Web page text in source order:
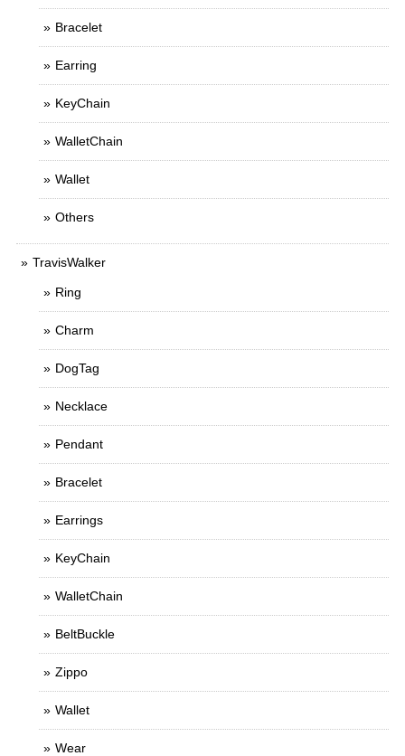
Bracelet
Earring
KeyChain
WalletChain
Wallet
Others
TravisWalker
Ring
Charm
DogTag
Necklace
Pendant
Bracelet
Earrings
KeyChain
WalletChain
BeltBuckle
Zippo
Wallet
Wear